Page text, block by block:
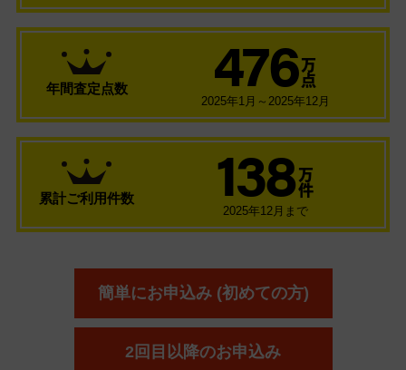
年間査定点数 476 万
点
2025年1月～2025年12月
累計ご利用件数 138 万
件
2025年12月まで
簡単にお申込み (初めての方)
2回目以降のお申込み